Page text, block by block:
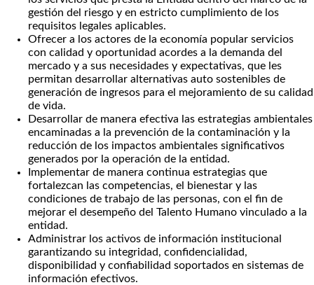
gestión del riesgo y en estricto cumplimiento de los
requisitos legales aplicables.
Ofrecer a los actores de la economía popular servicios
con calidad y oportunidad acordes a la demanda del
mercado y a sus necesidades y expectativas, que les
permitan desarrollar alternativas auto sostenibles de
generación de ingresos para el mejoramiento de su calidad
de vida.
Desarrollar de manera efectiva las estrategias ambientales
encaminadas a la prevención de la contaminación y la
reducción de los impactos ambientales significativos
generados por la operación de la entidad.
Implementar de manera continua estrategias que
fortalezcan las competencias, el bienestar y las
condiciones de trabajo de las personas, con el fin de
mejorar el desempeño del Talento Humano vinculado a la
entidad.
Administrar los activos de información institucional
garantizando su integridad, confidencialidad,
disponibilidad y confiabilidad soportados en sistemas de
información efectivos.